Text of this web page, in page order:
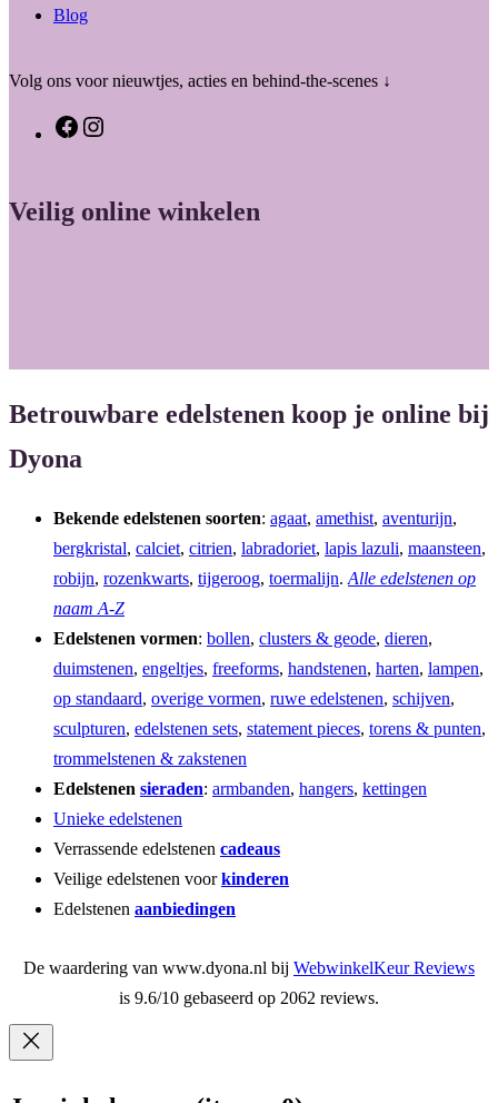
Blog
Volg ons voor nieuwtjes, acties en behind-the-scenes ↓
F
e
t
m
Veilig online winkelen
Betrouwbare edelstenen koop je online bij
Dyona
Bekende edelstenen soorten: agaat, amethist, aventurijn,
bergkristal, calciet, citrien, labradoriet, lapis lazuli, maansteen,
robijn, rozenkwarts, tijgeroog, toermalijn. Alle edelstenen op
naam A-Z
Edelstenen vormen: bollen, clusters & geode, dieren,
duimstenen, engeltjes, freeforms, handstenen, harten, lampen,
op standaard, overige vormen, ruwe edelstenen, schijven,
sculpturen, edelstenen sets, statement pieces, torens & punten,
trommelstenen & zakstenen
Edelstenen sieraden: armbanden, hangers, kettingen
Unieke edelstenen
Verrassende edelstenen cadeaus
Veilige edelstenen voorkinderen
Edelstenen aanbiedingen
De waardering van www.dyona.nl bij WebwinkelKeur Reviews
is 9.6/10 gebaseerd op 2062 reviews.